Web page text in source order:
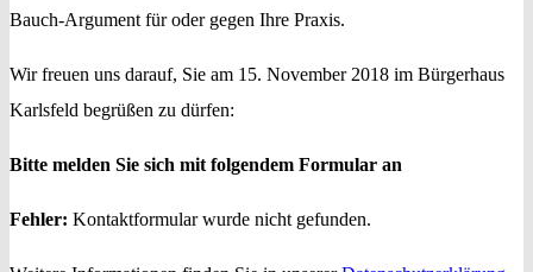
Bauch-Argument für oder gegen Ihre Praxis.
Wir freuen uns darauf, Sie am 15. November 2018 im Bürgerhaus
Karlsfeld begrüßen zu dürfen:
Bitte melden Sie sich mit folgendem Formular an
Fehler: Kontaktformular wurde nicht gefunden.